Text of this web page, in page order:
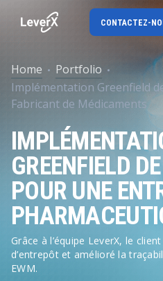
SAP S/4HANA migration
Digital Supply Chain
CONTACTEZ-
Home
Portfolio
Implémentation Greenfield
Fabricant de Médicaments
GREENFIELD
POUR UNE
Grâce à l’équipe LeverX, le
d’entrepôt et amélioré la
EWM.